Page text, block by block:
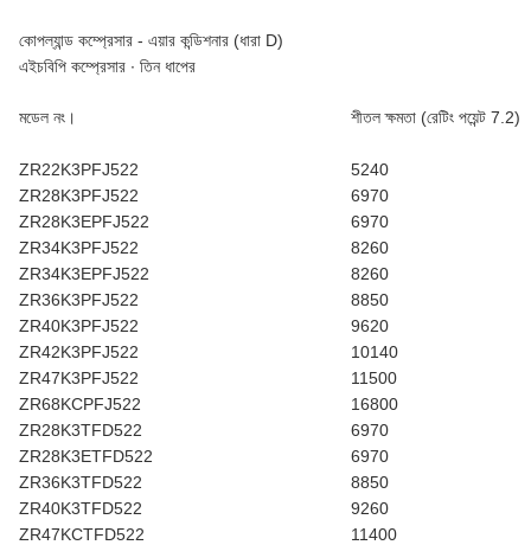
কোপল্যান্ড কম্প্রেসার - এয়ার কন্ডিশনার (ধারা D)
এইচবিপি কম্প্রেসার ∙ তিন ধাপের
মডেল নং। শীতল ক্ষমতা (রেটিং পয়েন্ট 7.2)
ZR22K3PFJ522
5240
ZR28K3PFJ522
6970
ZR28K3EPFJ522
6970
ZR34K3PFJ522
8260
ZR34K3EPFJ522
8260
ZR36K3PFJ522
8850
ZR40K3PFJ522
9620
ZR42K3PFJ522
10140
ZR47K3PFJ522
11500
ZR68KCPFJ522
16800
ZR28K3TFD522
6970
ZR28K3ETFD522
6970
ZR36K3TFD522
8850
ZR40K3TFD522
9260
ZR47KCTFD522
11400